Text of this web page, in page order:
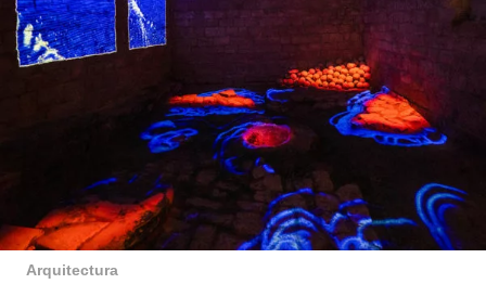
Arquitectura